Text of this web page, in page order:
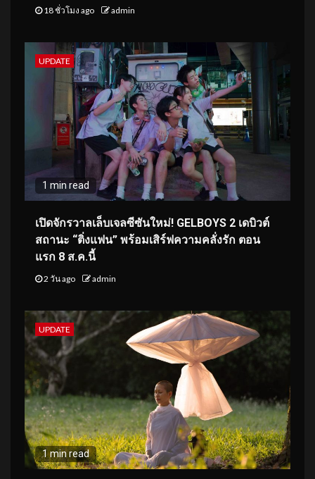
18 ชั่วโมง ago admin
UPDATE
1 min read
เปิดจักรวาลเล็บเจลซีซันใหม่! GELBOYS 2 เดบิวต์
สถานะ “ติ่งแฟน” พร้อมเสิร์ฟความคลั่งรัก ตอน
แรก 8 ส.ค.นี้
2 วัน ago admin
UPDATE
1 min read